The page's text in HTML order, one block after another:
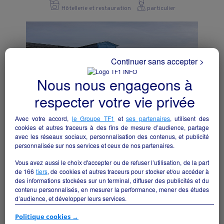
Hôtellerie et restauration particulier
Laàs - 64390
Hôtellerie et restauration collectivite
Nous nous engageons à
respecter votre vie privée
Avec votre accord, le Groupe TF1 etses partenaires, utilisent des
cookies et autres traceurs à des fins de mesure d’audience, partage
avec les réseaux sociaux, personnalisation des contenus, et publicité
personnalisée sur nos services et ceux de nos partenaires.
Vous avez aussi le choix d'accepter ou de refuser l’utilisation, de la part
de 166 tiers, de cookies et autres traceurs pour stocker et/ou accéder à
des informations stockées sur un terminal, diffuser des publicités et du
contenu personnalisés, en mesurer la performance, mener des études
d’audience, et développer leurs services.
Si vous continuez sans accepter, les fonctionnalités liées à la
Politique cookies →
Continuer sans accepter >